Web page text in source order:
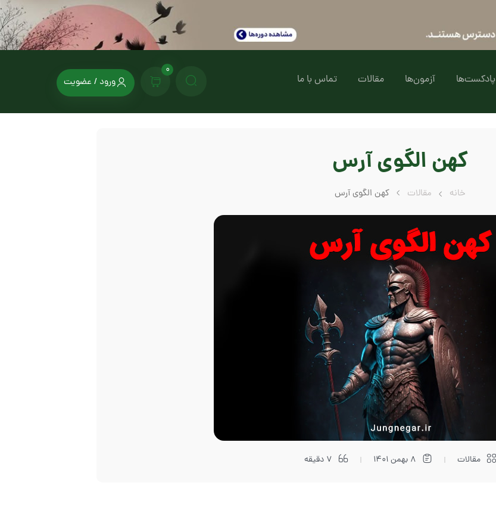
پادکست‌ها آزمون‌ها مقالات تماس با ما
0
ورود / عضویت
کهن الگوی آرس
خانه مقالات کهن الگوی آرس
مقالات 8 بهمن 1401 7 دقیقه